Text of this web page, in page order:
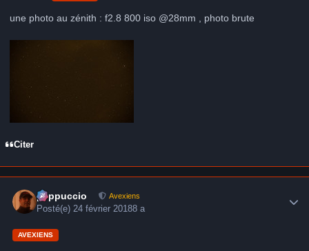
une photo au zénith : f2.8 800 iso @28mm , photo brute
Citer
peppuccio Avexiens
Posté(e)24 février 20188 a
AVEXIENS